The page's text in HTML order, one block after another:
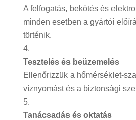
A felfogatás, bekötés és
minden esetben a gyártói
történik.
Tesztelés és beüzemelés
Ellenőrizzük a hőmérséklet-
víznyomást és a biztonsági
Tanácsadás és oktatás